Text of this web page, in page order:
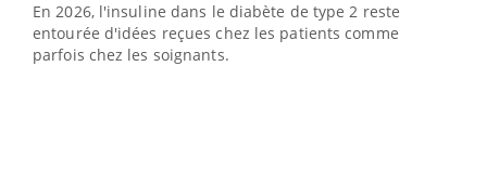
En 2026, l'insuline dans le diabète de type 2 reste
entourée d'idées reçues chez les patients comme
parfois chez les soignants.
L'été arrive… et avec lui, un tout nouveau rythme de vie !
Vacances, plage, piscine, soleil, activités en plein air…
Nos mains sont ...